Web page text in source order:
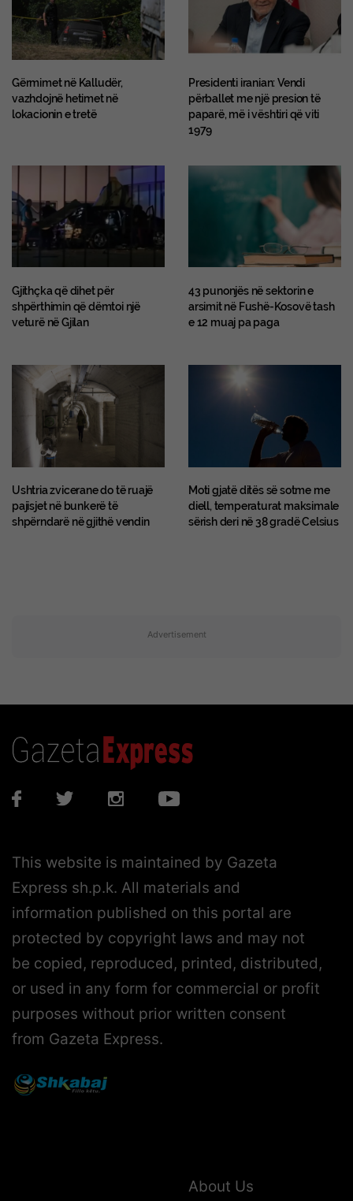
Gërmimet në Kalludër,
vazhdojnë hetimet në
lokacionin e tretë
Presidenti iranian: Vendi
përballet me një presion të
paparë, më i vështiri që viti
1979
Gjithçka që dihet për
shpërthimin që dëmtoi një
veturë në Gjilan
43 punonjës në sektorin e
arsimit në Fushë-Kosovë tash
e 12 muaj pa paga
Ushtria zvicerane do të ruajë
pajisjet në bunkerë të
shpërndarë në gjithë vendin
Moti gjatë ditës së sotme me
diell, temperaturat maksimale
sërish deri në 38 gradë Celsius
Advertisement
This website is maintained by Gazeta
Express sh.p.k. All materials and
information published on this portal are
protected by copyright laws and may not
be copied, reproduced, printed, distributed,
or used in any form for commercial or profit
purposes without prior written consent
from Gazeta Express.
About Us